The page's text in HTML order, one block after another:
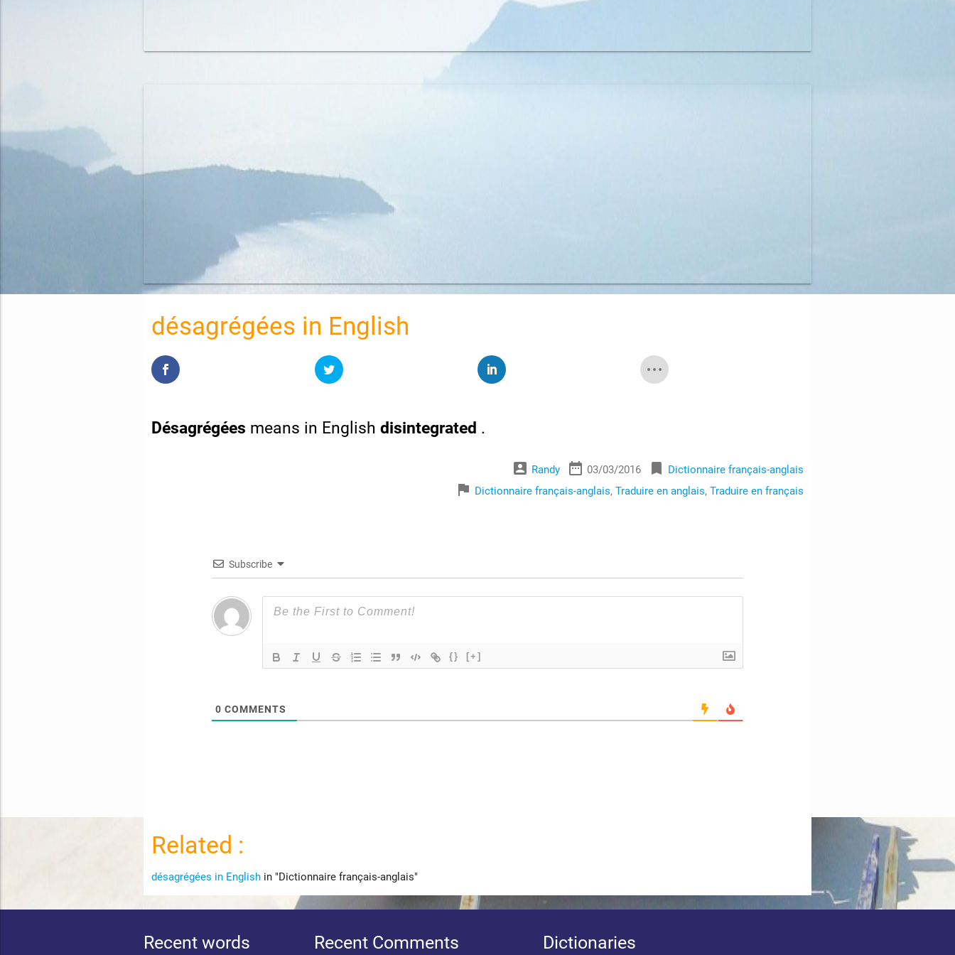
désagrégées in English
Désagrégées means in English disintegrated .
account_box Randy date_range 03/03/2016 bookmark Dictionnaire français-anglais
flag Dictionnaire français-anglais, Traduire en anglais, Traduire en français
Subscribe
{} [+]
0 COMMENTS
Related :
désagrégées in English in "Dictionnaire français-anglais"
Recent words Recent Comments Dictionaries